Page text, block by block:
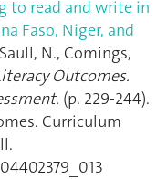
to read and write in
Faso, Niger, and
N., Comings,
Outcomes.
(p. 229‑244).
Curriculum